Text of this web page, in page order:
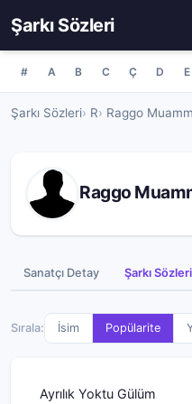
Şarkı Sözleri
# A B C Ç D E
Şarkı Sözleri R Raggo
Raggo
Sanatçı Detay Şarkı Sözleri
Sırala: İsim Popülarite
Ayrılık Yoktu Gülüm